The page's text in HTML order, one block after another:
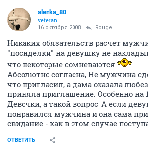
alenka_80
veteran
16 октября 2008 Rouge
Никаких обязательств расчет
"посиделки" на девушку не
что некоторые сомневаются
Абсолютно согласна, Не мужчина
что пригласил, а дама оказала
приняла приглашение. Особенно на
Девочки, а такой вопрос: А если
понравился мужчина и она сама
свидание - как в этом случае
ОТВЕТИТЬ